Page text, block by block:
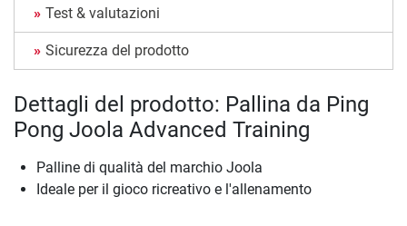
Test & valutazioni
Sicurezza del prodotto
Dettagli del prodotto: Pallina da Ping
Pong Joola Advanced Training
Palline di qualità del marchio Joola
Ideale per il gioco ricreativo e l'allenamento